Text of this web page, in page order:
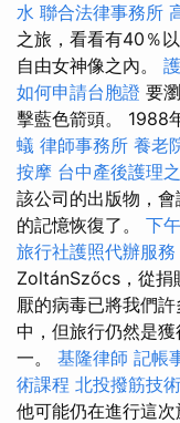
水 聯合法律事務所
之旅，看看有40％
自由女神像之內。
如何申請台胞證 要
擊藍色箭頭。 1988
蟻 律師事務所 養老
按摩 台中產後護理
該公司的出版物，
的記憶恢復了。 下
旅行社護照代辦服務
ZoltánSzőcs，從捐
厭的病毒已將我們
中，但旅行仍然是
一。 基隆律師 記帳
術課程 北投撥筋技術
他可能仍在進行這次